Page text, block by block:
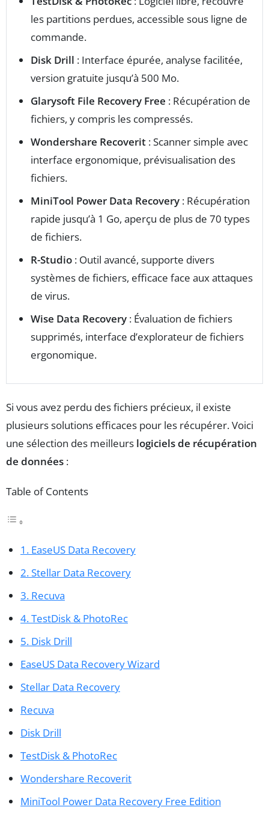
les partitions perdues, accessible sous ligne de
commande.
Disk Drill : Interface épurée, analyse facilitée,
version gratuite jusqu’à 500 Mo.
Glarysoft File Recovery Free : Récupération de
fichiers, y compris les compressés.
Wondershare Recoverit : Scanner simple avec
interface ergonomique, prévisualisation des
fichiers.
MiniTool Power Data Recovery : Récupération
rapide jusqu’à 1 Go, aperçu de plus de 70 types
de fichiers.
R-Studio : Outil avancé, supporte divers
systèmes de fichiers, efficace face aux attaques
de virus.
Wise Data Recovery : Évaluation de fichiers
supprimés, interface d’explorateur de fichiers
ergonomique.
Si vous avez perdu des fichiers précieux, il existe
plusieurs solutions efficaces pour les récupérer. Voici
une sélection des meilleurs logiciels de récupération
de données :
Table of Contents
1. EaseUS Data Recovery
2. Stellar Data Recovery
3. Recuva
4. TestDisk & PhotoRec
5. Disk Drill
EaseUS Data Recovery Wizard
Stellar Data Recovery
Recuva
Disk Drill
TestDisk & PhotoRec
Wondershare Recoverit
MiniTool Power Data Recovery Free Edition